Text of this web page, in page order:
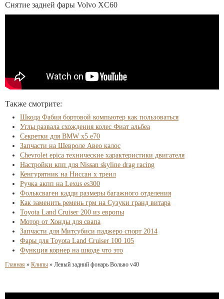
Снятие задней фары Volvo XC60
Также смотрите:
Шкода Фабия бортовой компьютер как пользоваться
Углы развала схождения колес Фиат альбеа
Секретки для BMW x5 e70
Запчасти на Шевроле Авео калос
Chevrolet epica технические характеристики двигателя
Настройки кпп для Nissan skyline drag racing
Кенгурятник на Ниссан х треил
Ручка акпп на Lexus es300
Фольксваген кадди размеры багажного отделения
Как заменить ремень грм на Сузуки гранд витара
Toyota Land Cruiser 200 из европы
Мотор от Хонды для свапа
Запчасти для Митсубиси паджеро спорт 2014
Фары для Toyota Land Cruiser 100 105
Функция корнер на шкоде что это
Главная » Клипы » Левый задний фонарь Вольво v40